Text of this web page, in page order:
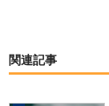
関連記事